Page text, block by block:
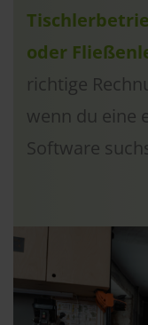
oder
richtige
wenn du eine
Software